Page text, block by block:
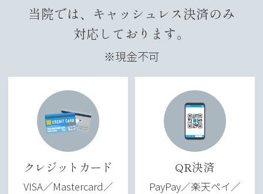
当院では、キャッシュレス決済のみ
対応しております。
※現金不可
クレジットカード
VISA／Mastercard／
QR決済
PayPay／楽天ペイ／